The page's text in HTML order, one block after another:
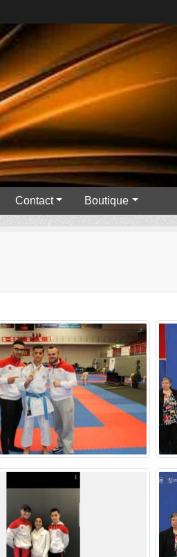
Contact Boutique